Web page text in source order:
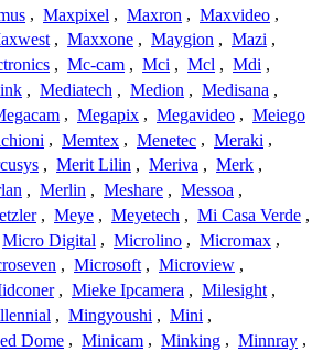
, Maxpixel , Maxron , Maxvideo ,
, Maxxone , Maygion , Mazi ,
, Mc-cam , Mci , Mcl , Mdi ,
, Mediatech , Medion , Medisana ,
, Megapix , Megavideo , Meiego
, Memtex , Menetec , Meraki ,
, Merit Lilin , Meriva , Merk ,
, Merlin , Meshare , Messoa ,
, Meye , Meyetech , Mi Casa Verde ,
Micro Digital , Microlino , Micromax ,
, Microsoft , Microview ,
, Mieke Ipcamera , Milesight ,
, Mingyoushi , Mini ,
Dome , Minicam , Minking , Minnray ,